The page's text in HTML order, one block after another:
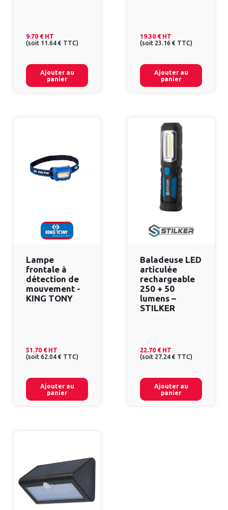
9.70 € HT
(soit 11.64 € TTC)
Ajouter au
panier
19.30 € HT
(soit 23.16 € TTC)
Ajouter au
panier
Lampe
frontale à
détection de
mouvement -
KING TONY
51.70 € HT
(soit 62.04 € TTC)
Ajouter au
panier
Baladeuse LED
articulée
rechargeable
250 + 50
lumens –
STILKER
22.70 € HT
(soit 27.24 € TTC)
Ajouter au
panier